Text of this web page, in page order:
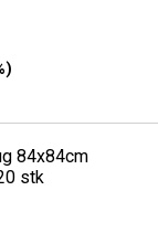
84x84cm
stk